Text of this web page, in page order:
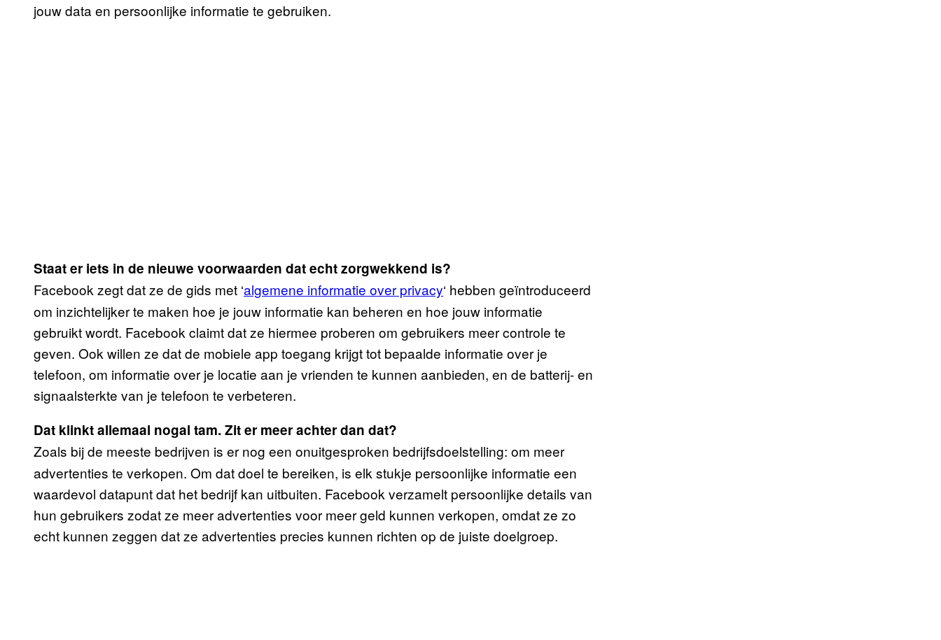
jouw data en persoonlijke informatie te gebruiken.
Staat er iets in de nieuwe voorwaarden dat echt zorgwekkend is?
Facebook zegt dat ze de gids met ‘algemene info​rmatie over privacy‘ hebben geïntroduceerd
om inzichtelijker te maken hoe je jouw informatie kan beheren en hoe jouw informatie
gebruikt wordt. Facebook claimt dat ze hiermee proberen om gebruikers meer controle te
geven. Ook willen ze dat de mobiele app toegang krijgt tot bepaalde informatie over je
telefoon, om informatie over je locatie aan je vrienden te kunnen aanbieden, en de batterij- en
signaalsterkte van je telefoon te verbeteren.
Dat klinkt allemaal nogal tam. Zit er meer achter dan dat?
Zoals bij de meeste bedrijven is er nog een onuitgesproken bedrijfsdoelstelling: om meer
advertenties te verkopen. Om dat doel te bereiken, is elk stukje persoonlijke informatie een
waardevol datapunt dat het bedrijf kan uitbuiten. Facebook verzamelt persoonlijke details van
hun gebruikers zodat ze meer advertenties voor meer geld kunnen verkopen, omdat ze zo
echt kunnen zeggen dat ze advertenties precies kunnen richten op de juiste doelgroep.